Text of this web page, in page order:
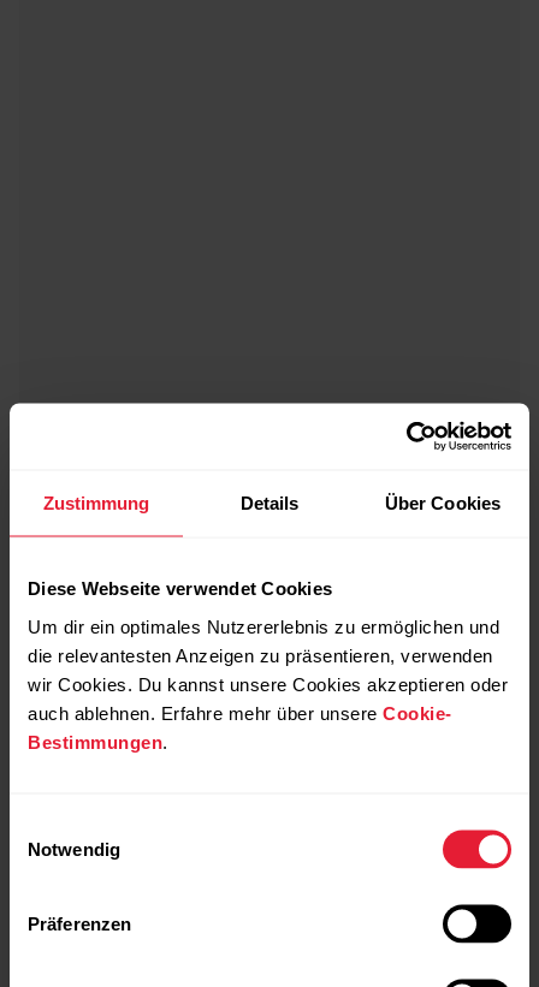
Zustimmung Details Über Cookies
Diese Webseite verwendet Cookies
Um dir ein optimales Nutzererlebnis zu ermöglichen und
die relevantesten Anzeigen zu präsentieren, verwenden
wir Cookies. Du kannst unsere Cookies akzeptieren oder
auch ablehnen. Erfahre mehr über unsere Cookie-
Bestimmungen
Notwendig
Präferenzen